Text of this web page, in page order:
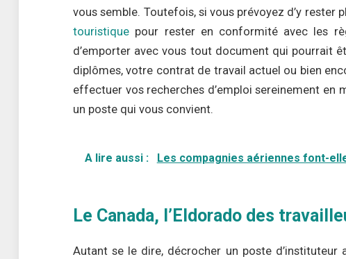
vous semble. Toutefois, si vous prévoyez d’y rester
touristique pour rester en conformité avec les
d’emporter avec vous tout document qui pourrait
diplômes, votre contrat de travail actuel ou bien
effectuer vos recherches d’emploi sereinement
un poste qui vous convient.
A lire aussi : Les compagnies aériennes font-
Le Canada, l’Eldorado des
Autant se le dire, décrocher un poste d’instituteur